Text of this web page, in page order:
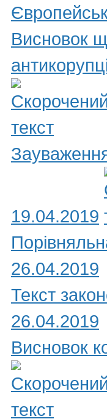
Висновок
19.04.2019
26.04.2019
Текст
26.04.2019
Висновок